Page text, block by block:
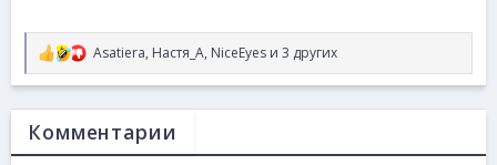
Р
е
к
ц
Asatiera, Настя_A, NiceEyes и 3 других
Комментарии